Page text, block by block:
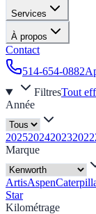
Services
À propos
Contact
514-654-0882
FiltresTout
Année
2025202420232022
Marque
ArtisAspen
Star
Kilométrage